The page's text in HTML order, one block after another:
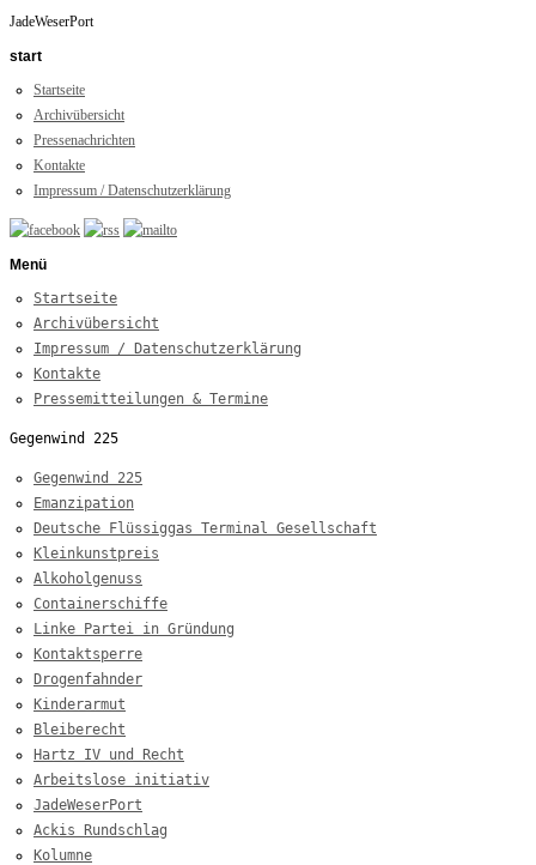
JadeWeserPort
start
Startseite
Archivübersicht
Pressenachrichten
Kontakte
Impressum / Datenschutzerklärung
Menü
Startseite
Archivübersicht
Impressum / Datenschutzerklärung
Kontakte
Pressemitteilungen & Termine
Gegenwind 225
Gegenwind 225
Emanzipation
Deutsche Flüssiggas Terminal Gesellschaft
Kleinkunstpreis
Alkoholgenuss
Containerschiffe
Linke Partei in Gründung
Kontaktsperre
Drogenfahnder
Kinderarmut
Bleiberecht
Hartz IV und Recht
Arbeitslose initiativ
JadeWeserPort
Ackis Rundschlag
Kolumne